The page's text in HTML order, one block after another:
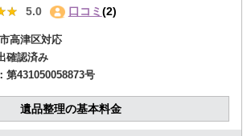
5.0 口コミ (2)
高津区対応
確認済み
第431050058873号
遺品整理の基本料金